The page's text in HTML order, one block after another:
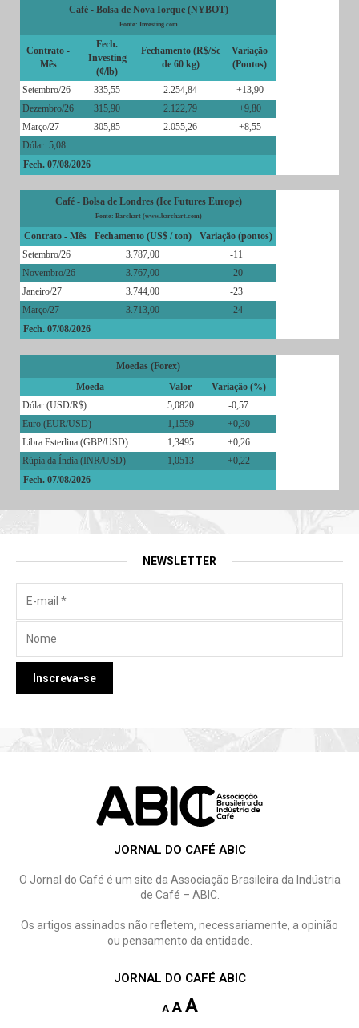
Café - Bolsa de Nova Iorque (NYBOT)
Fonte: Investing.com
Contrato -
Mês
Fech.
Investing
(¢/lb)
Fechamento (R$/Sc
de 60 kg)
Variação
(Pontos)
Setembro/26 335,55 2.254,84
+13,90
Dezembro/26
315,90 2.122,79
+9,80
Março/27
305,85 2.055,26
+8,55
Dólar: 5,08
Fech. 07/08/2026
Café - Bolsa de Londres (Ice Futures Europe)
Fonte: Barchart (www.barchart.com)
Contrato - Mês Fechamento (US$ / ton)
Variação (pontos)
Setembro/26
3.787,00
-11
Novembro/26
3.767,00
-20
Janeiro/27
3.744,00
-23
Março/27
3.713,00
-24
Fech. 07/08/2026
Moedas (Forex)
Moeda
Valor
Variação (%)
Dólar (USD/R$)
5,0820
-0,57
Euro (EUR/USD)
1,1559
+0,30
Libra Esterlina (GBP/USD)
1,3495
+0,26
Rúpia da Índia (INR/USD)
1,0513
+0,22
Fech. 07/08/2026
NEWSLETTER
JORNAL DO CAFÉ ABIC
O Jornal do Café é um site da Associação Brasileira da Indústria
de Café – ABIC.
Os artigos assinados não refletem, necessariamente, a opinião
ou pensamento da entidade.
JORNAL DO CAFÉ ABIC
A A A